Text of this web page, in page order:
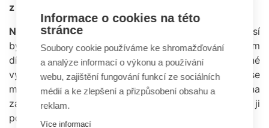
z
NE –
sociální pracovník u všech soudních řízení nemusí
být přítomen. I když je ustanovený opatrovníkem
dítěte, stačí v některých situacích pouze jeho písemné
vyjádření. Například u uzavřené dohody rodičů se
může stát, že sociální pracovník si dohodu pročte a na
základě jejího vyhodnocení soudu napíše, že ji
podporuje.
Informace o cookies na této
stránce
Soubory cookie používáme ke shromažďování
a analýze informací o výkonu a používání
webu, zajištění fungování funkcí ze sociálních
médií a ke zlepšení a přizpůsobení obsahu a
reklam.
Více informací